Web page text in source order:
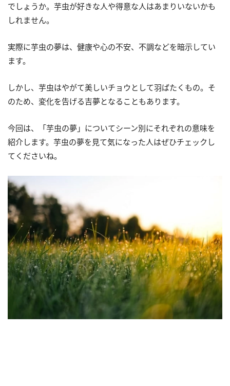
でしょうか。芋虫が好きな人や得意な人はあまりいないかも
しれません。
実際に芋虫の夢は、健康や心の不安、不調などを暗示してい
ます。
しかし、芋虫はやがて美しいチョウとして羽ばたくもの。そ
のため、変化を告げる吉夢となることもあります。
今回は、「芋虫の夢」についてシーン別にそれぞれの意味を
紹介します。芋虫の夢を見て気になった人はぜひチェックし
てくださいね。